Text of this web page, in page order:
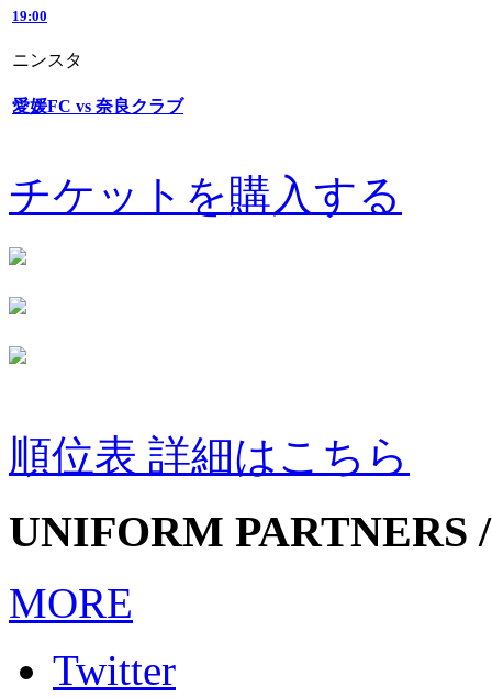
19:00
ニンスタ
愛媛FC vs 奈良クラブ
チケットを購入する
順位表 詳細はこちら
UNIFORM PARTNERS
MORE
Twitter